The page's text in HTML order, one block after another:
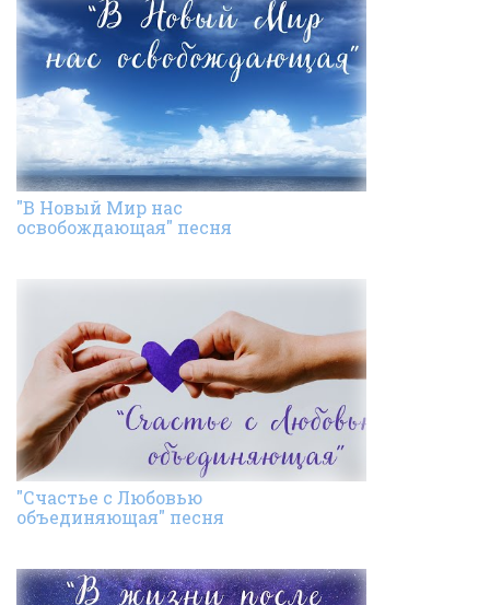
"В Новый Мир нас
освобождающая" песня
"Счастье с Любовью
объединяющая" песня